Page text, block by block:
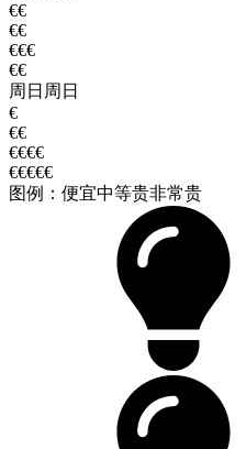
€€
€€
€€€
€€
周日 周日
€
€€
€€€€
€€€€€
图例： 便宜中等贵非常贵